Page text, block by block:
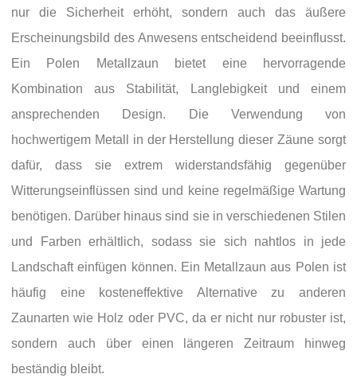
nur die Sicherheit erhöht, sondern auch das äußere
Erscheinungsbild des Anwesens entscheidend beeinflusst.
Ein Polen Metallzaun bietet eine hervorragende
Kombination aus Stabilität, Langlebigkeit und einem
ansprechenden Design. Die Verwendung von
hochwertigem Metall in der Herstellung dieser Zäune sorgt
dafür, dass sie extrem widerstandsfähig gegenüber
Witterungseinflüssen sind und keine regelmäßige Wartung
benötigen. Darüber hinaus sind sie in verschiedenen Stilen
und Farben erhältlich, sodass sie sich nahtlos in jede
Landschaft einfügen können. Ein Metallzaun aus Polen ist
häufig eine kosteneffektive Alternative zu anderen
Zaunarten wie Holz oder PVC, da er nicht nur robuster ist,
sondern auch über einen längeren Zeitraum hinweg
beständig bleibt.